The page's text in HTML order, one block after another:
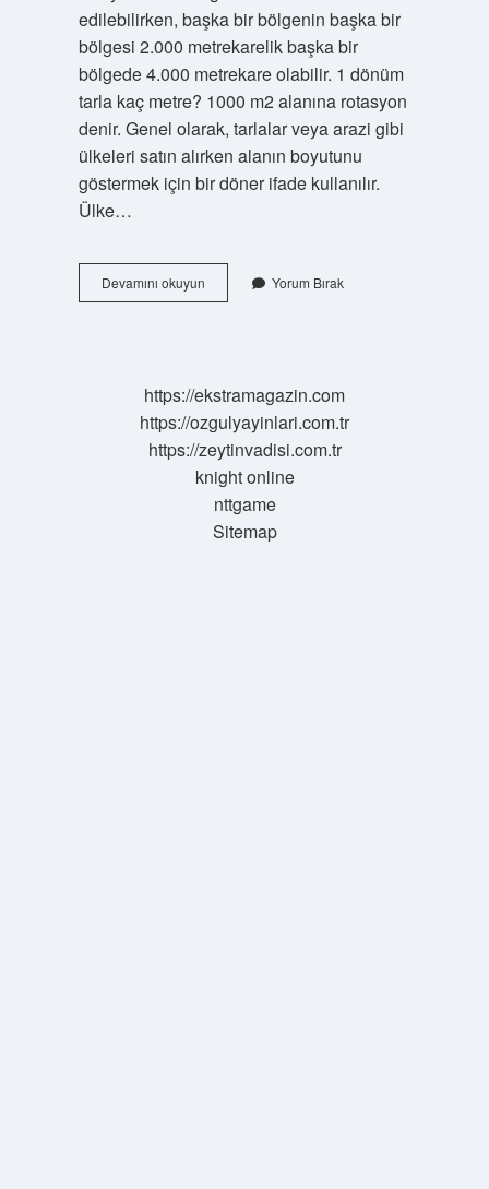
edilebilirken, başka bir bölgenin başka bir
bölgesi 2.000 metrekarelik başka bir
bölgede 4.000 metrekare olabilir. 1 dönüm
tarla kaç metre? 1000 m2 alanına rotasyon
denir. Genel olarak, tarlalar veya arazi gibi
ülkeleri satın alırken alanın boyutunu
göstermek için bir döner ifade kullanılır.
Ülke…
Devamını okuyunDönümü
Ne
Yorum Bırak
https://ekstramagazin.com
https://ozgulyayinlari.com.tr
https://zeytinvadisi.com.tr
knight online
nttgame
Sitemap